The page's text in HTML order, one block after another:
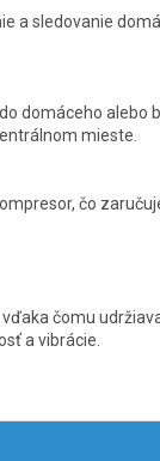
a sledovanie
domáceho alebo
mieste.
čo
čomu
a vibrácie.